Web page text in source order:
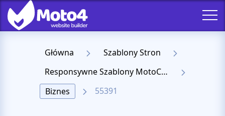
Główna
Szablony Stron
Responsywne Szablony MotoCMS 3
Biznes
55391